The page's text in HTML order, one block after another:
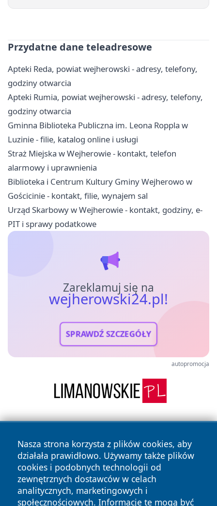
Przydatne dane teleadresowe
Apteki Reda, powiat wejherowski - adresy, telefony,
godziny otwarcia
Apteki Rumia, powiat wejherowski - adresy, telefony,
godziny otwarcia
Gminna Biblioteka Publiczna im. Leona Roppla w
Luzinie - filie, katalog online i usługi
Straż Miejska w Wejherowie - kontakt, telefon
alarmowy i uprawnienia
Biblioteka i Centrum Kultury Gminy Wejherowo w
Gościcinie - kontakt, filie, wynajem sal
Urząd Skarbowy w Wejherowie - kontakt, godziny, e-
PIT i sprawy podatkowe
Zareklamuj się na
wejherowski24.pl!
SPRAWDŹ SZCZEGÓŁY
autopromocja
Nasza strona korzysta z plików cookies, aby
działała prawidłowo. Używamy także plików
cookies i podobnych technologii od
zewnętrznych dostawców w celach
analitycznych, marketingowych i
społecznościowych. Informacje te mogą być
Copyright © 2026 wejherowski24.pl Wszystkie prawa
zastrzeżone.